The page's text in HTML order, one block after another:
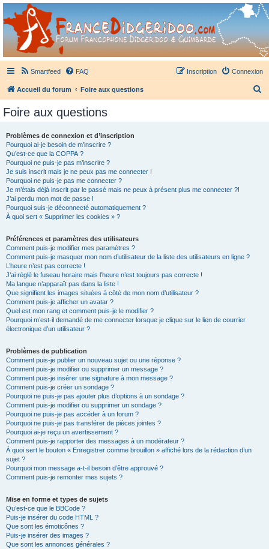
France Didgeridoo
Didgeridoo et Guimbarde sur France Didgeridoo - retrouvez la communauté.
Smartfeed FAQ Connexion
Inscription
Accueil du forum Foire aux questions
Foire aux questions
Problèmes de connexion et d’inscription
Pourquoi ai-je besoin de m’inscrire ?
Qu’est-ce que la COPPA ?
Pourquoi ne puis-je pas m’inscrire ?
Je suis inscrit mais je ne peux pas me connecter !
Pourquoi ne puis-je pas me connecter ?
Je m’étais déjà inscrit par le passé mais ne peux à présent plus me connecter ?!
J’ai perdu mon mot de passe !
Pourquoi suis-je déconnecté automatiquement ?
À quoi sert « Supprimer les cookies » ?
Préférences et paramètres des utilisateurs
Comment puis-je modifier mes paramètres ?
Comment puis-je masquer mon nom d’utilisateur de la liste des utilisateurs en ligne ?
L’heure n’est pas correcte !
J’ai réglé le fuseau horaire mais l’heure n’est toujours pas correcte !
Ma langue n’apparaît pas dans la liste !
Que signifient les images situées à côté de mon nom d’utilisateur ?
Comment puis-je afficher un avatar ?
Quel est mon rang et comment puis-je le modifier ?
Pourquoi m’est-il demandé de me connecter lorsque je clique sur le lien de courrier
électronique d’un utilisateur ?
Problèmes de publication
Comment puis-je publier un nouveau sujet ou une réponse ?
Comment puis-je modifier ou supprimer un message ?
Comment puis-je insérer une signature à mon message ?
Comment puis-je créer un sondage ?
Pourquoi ne puis-je pas ajouter plus d’options à un sondage ?
Comment puis-je modifier ou supprimer un sondage ?
Pourquoi ne puis-je pas accéder à un forum ?
Pourquoi ne puis-je pas transférer de pièces jointes ?
Pourquoi ai-je reçu un avertissement ?
Comment puis-je rapporter des messages à un modérateur ?
À quoi sert le bouton « Enregistrer comme brouillon » affiché lors de la rédaction d’un
sujet ?
Pourquoi mon message a-t-il besoin d’être approuvé ?
Comment puis-je remonter mes sujets ?
Mise en forme et types de sujets
Qu’est-ce que le BBCode ?
Puis-je insérer du code HTML ?
Que sont les émoticônes ?
Puis-je insérer des images ?
Que sont les annonces générales ?